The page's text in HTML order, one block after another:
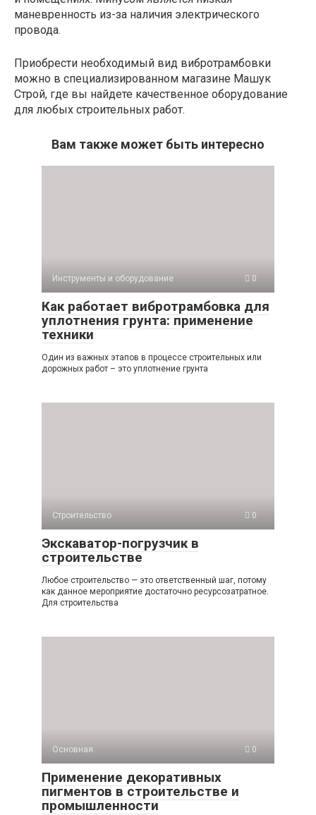
маневренность из-за наличия электрического
провода.
Приобрести необходимый вид вибротрамбовки
можно в специализированном магазине Машук
Строй, где вы найдете качественное оборудование
для любых строительных работ.
Вам также может быть интересно
Инструменты и оборудование 0
Как работает вибротрамбовка для
уплотнения грунта: применение
техники
Один из важных этапов в процессе строительных или
дорожных работ – это уплотнение грунта
Строительство 0
Экскаватор-погрузчик в
строительстве
Любое строительство — это ответственный шаг, потому
как данное мероприятие достаточно ресурсозатратное.
Для строительства
Основная 0
Применение декоративных
пигментов в строительстве и
промышленности